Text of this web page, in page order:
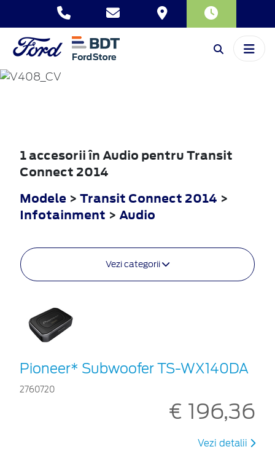
TRANSIT
CONNECT
1 accesorii în Audio pentru Transit
Connect 2014
Modele > Transit Connect 2014 >
Infotainment > Audio
Vezi categorii
Pioneer* Subwoofer TS-WX140DA
2760720
€ 196,36
Vezi detalii